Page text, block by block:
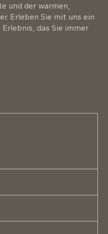
und der warmen,
Erleben Sie mit uns ein
das Sie immer